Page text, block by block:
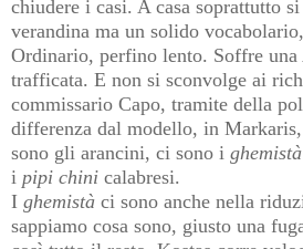
chiudere i casi. A casa soprattutto
verandina ma un solido
Ordinario, perfino lento. Soffre una
trafficata. E non si sconvolge ai
commissario Capo, tramite della
differenza dal modello, in
sono gli arancini, ci sono i
i pipi chini calabresi.
I ghemistà ci sono anche nella
sappiamo cosa sono, giusto una